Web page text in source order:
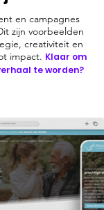
en campagnes
zijn voorbeelden
creativiteit en
impact. Klaar om
te worden?